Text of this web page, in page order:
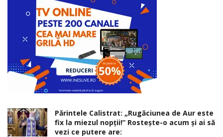
Părintele Calistrat: „Rugăciunea de Aur este
fix la miezul nopţii!” Rosteşte-o acum şi ai să
vezi ce putere are: